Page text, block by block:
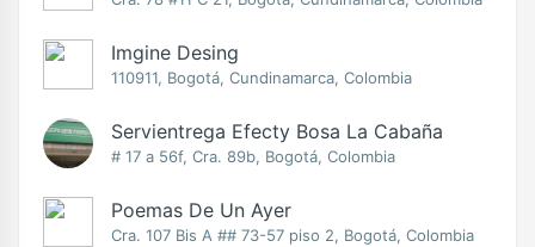
Imgine Desing
110911, Bogotá, Cundinamarca, Colombia
Servientrega Efecty Bosa La Cabaña
# 17 a 56f, Cra. 89b, Bogotá, Colombia
Poemas De Un Ayer
Cra. 107 Bis A ## 73-57 piso 2, Bogotá, Colombia